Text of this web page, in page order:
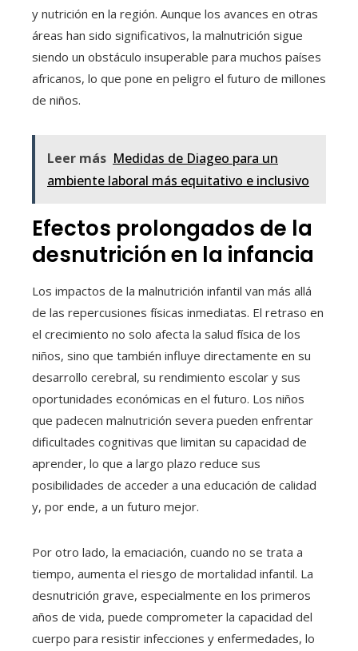
y nutrición en la región. Aunque los avances en otras
áreas han sido significativos, la malnutrición sigue
siendo un obstáculo insuperable para muchos países
africanos, lo que pone en peligro el futuro de millones
de niños.
Leer más Medidas de Diageo para un
ambiente laboral más equitativo e inclusivo
Efectos prolongados de la
desnutrición en la infancia
Los impactos de la malnutrición infantil van más allá
de las repercusiones físicas inmediatas. El retraso en
el crecimiento no solo afecta la salud física de los
niños, sino que también influye directamente en su
desarrollo cerebral, su rendimiento escolar y sus
oportunidades económicas en el futuro. Los niños
que padecen malnutrición severa pueden enfrentar
dificultades cognitivas que limitan su capacidad de
aprender, lo que a largo plazo reduce sus
posibilidades de acceder a una educación de calidad
y, por ende, a un futuro mejor.
Por otro lado, la emaciación, cuando no se trata a
tiempo, aumenta el riesgo de mortalidad infantil. La
desnutrición grave, especialmente en los primeros
años de vida, puede comprometer la capacidad del
cuerpo para resistir infecciones y enfermedades, lo